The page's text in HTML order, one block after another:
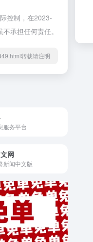
控制，在2023-
承担任何责任。
转载请注明
服务平台
网
新闻中文版